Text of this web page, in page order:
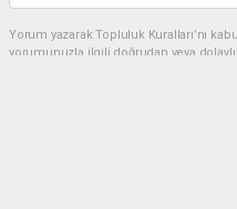
Yorum yazarak Topluluk Kuralları’nı
yorumunuzla ilgili doğrudan veya